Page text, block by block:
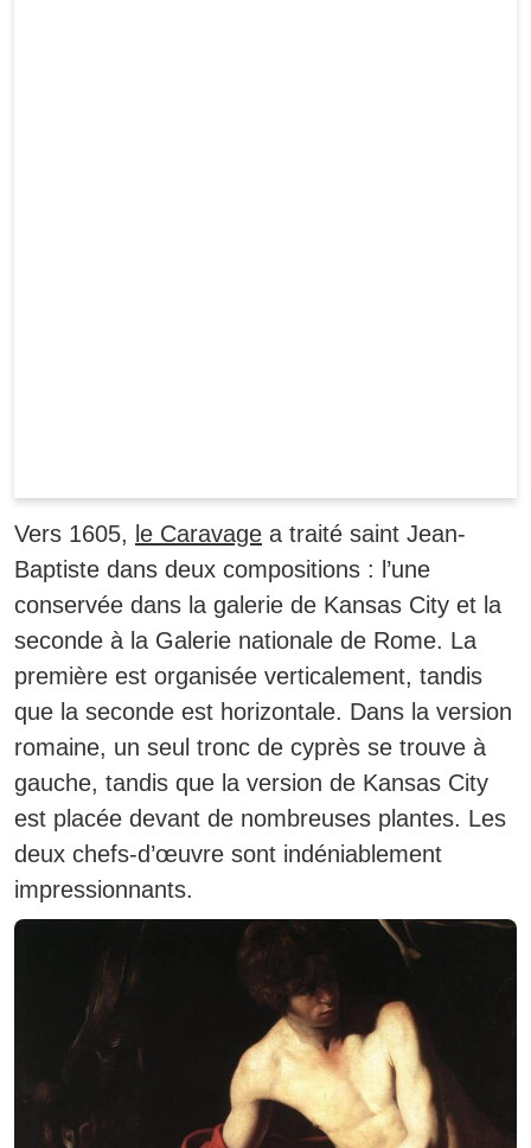
Vers 1605, le Caravage a traité saint Jean-
Baptiste dans deux compositions : l’une
conservée dans la galerie de Kansas City et la
seconde à la Galerie nationale de Rome. La
première est organisée verticalement, tandis
que la seconde est horizontale. Dans la version
romaine, un seul tronc de cyprès se trouve à
gauche, tandis que la version de Kansas City
est placée devant de nombreuses plantes. Les
deux chefs-d’œuvre sont indéniablement
impressionnants.